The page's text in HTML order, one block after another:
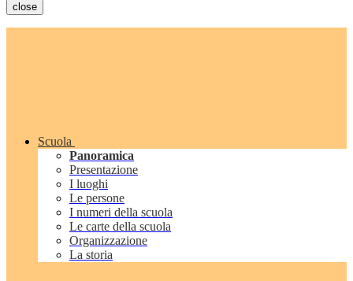
close
Scuola
Panoramica
Presentazione
I luoghi
Le persone
I numeri della scuola
Le carte della scuola
Organizzazione
La storia